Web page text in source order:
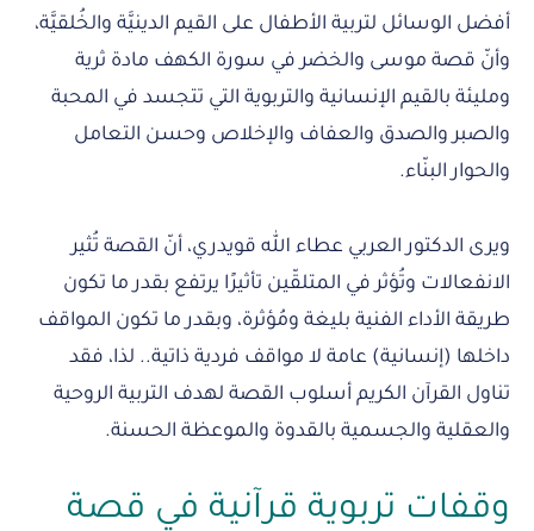
أفضل الوسائل لتربية الأطفال على القيم الدينيَّة والخُلقيَّة،
وأنّ قصة موسى والخضر في سورة الكهف مادة ثرية
ومليئة بالقيم الإنسانية والتربوية التي تتجسد في المحبة
والصبر والصدق والعفاف والإخلاص وحسن التعامل
والحوار البنّاء.
ويرى الدكتور العربي عطاء الله قويدري، أنّ القصة تُثير
الانفعالات وتُؤثر في المتلقّين تأثيرًا يرتفع بقدر ما تكون
طريقة الأداء الفنية بليغة ومُؤثرة، وبقدر ما تكون المواقف
داخلها (إنسانية) عامة لا مواقف فردية ذاتية.. لذا، فقد
تناول القرآن الكريم أسلوب القصة لهدف التربية الروحية
والعقلية والجسمية بالقدوة والموعظة الحسنة.
وقفات تربوية قرآنية في قصة